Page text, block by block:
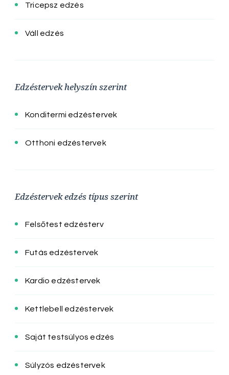
Tricepsz edzés
Váll edzés
Edzéstervek helyszín szerint
Konditermi edzéstervek
Otthoni edzéstervek
Edzéstervek edzés típus szerint
Felsőtest edzésterv
Futás edzéstervek
Kardio edzéstervek
Kettlebell edzéstervek
Saját testsúlyos edzés
Súlyzós edzéstervek